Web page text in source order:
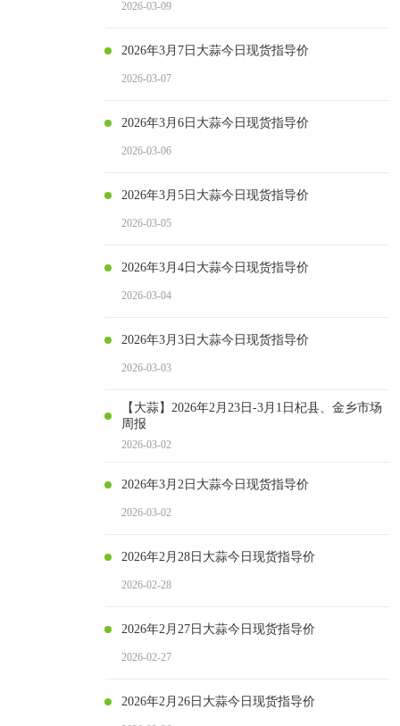
2026-03-09
2026年3月7日大蒜今日现货指导价
2026-03-07
2026年3月6日大蒜今日现货指导价
2026-03-06
2026年3月5日大蒜今日现货指导价
2026-03-05
2026年3月4日大蒜今日现货指导价
2026-03-04
2026年3月3日大蒜今日现货指导价
2026-03-03
【大蒜】2026年2月23日-3月1日杞县、金乡市场
周报
2026-03-02
2026年3月2日大蒜今日现货指导价
2026-03-02
2026年2月28日大蒜今日现货指导价
2026-02-28
2026年2月27日大蒜今日现货指导价
2026-02-27
2026年2月26日大蒜今日现货指导价